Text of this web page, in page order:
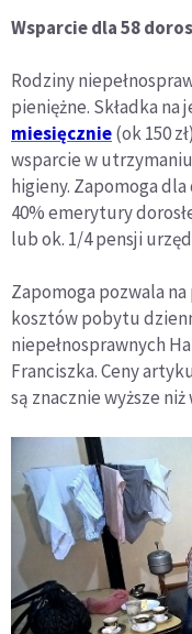
Wsparcie dla 58
Rodziny
pieniężne. Składka na
miesięcznie(ok 150
wsparcie w
higieny. Zapomoga
40% emerytury
lub ok. 1/4 pensji
Zapomoga pozwala
kosztów pobytu
niepełnosprawnych
Franciszka. Ceny
są znacznie wyższe niż